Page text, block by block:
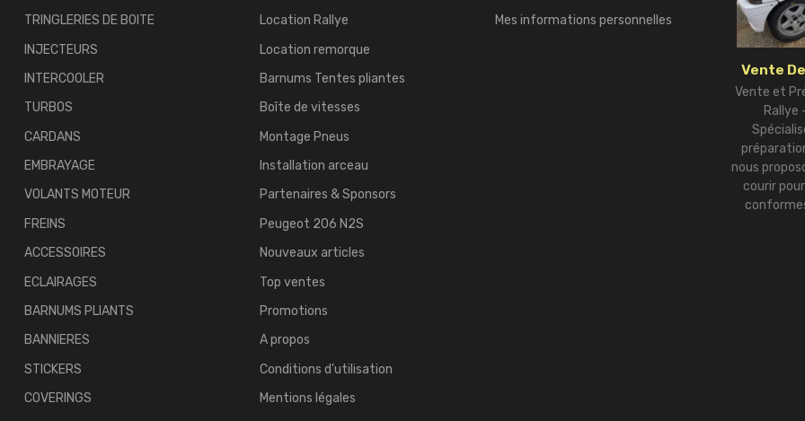
TRINGLERIES DE BOITE
INJECTEURS
INTERCOOLER
TURBOS
CARDANS
EMBRAYAGE
VOLANTS MOTEUR
FREINS
ACCESSOIRES
ECLAIRAGES
BARNUMS PLIANTS
BANNIERES
STICKERS
COVERINGS
Location Rallye
Location remorque
Barnums Tentes pliantes
Boîte de vitesses
Montage Pneus
Installation arceau
Partenaires & Sponsors
Peugeot 206 N2S
Nouveaux articles
Top ventes
Promotions
A propos
Conditions d'utilisation
Mentions légales
Mes informations personnelles
Vente
Vente et
Rallye
nous
courir